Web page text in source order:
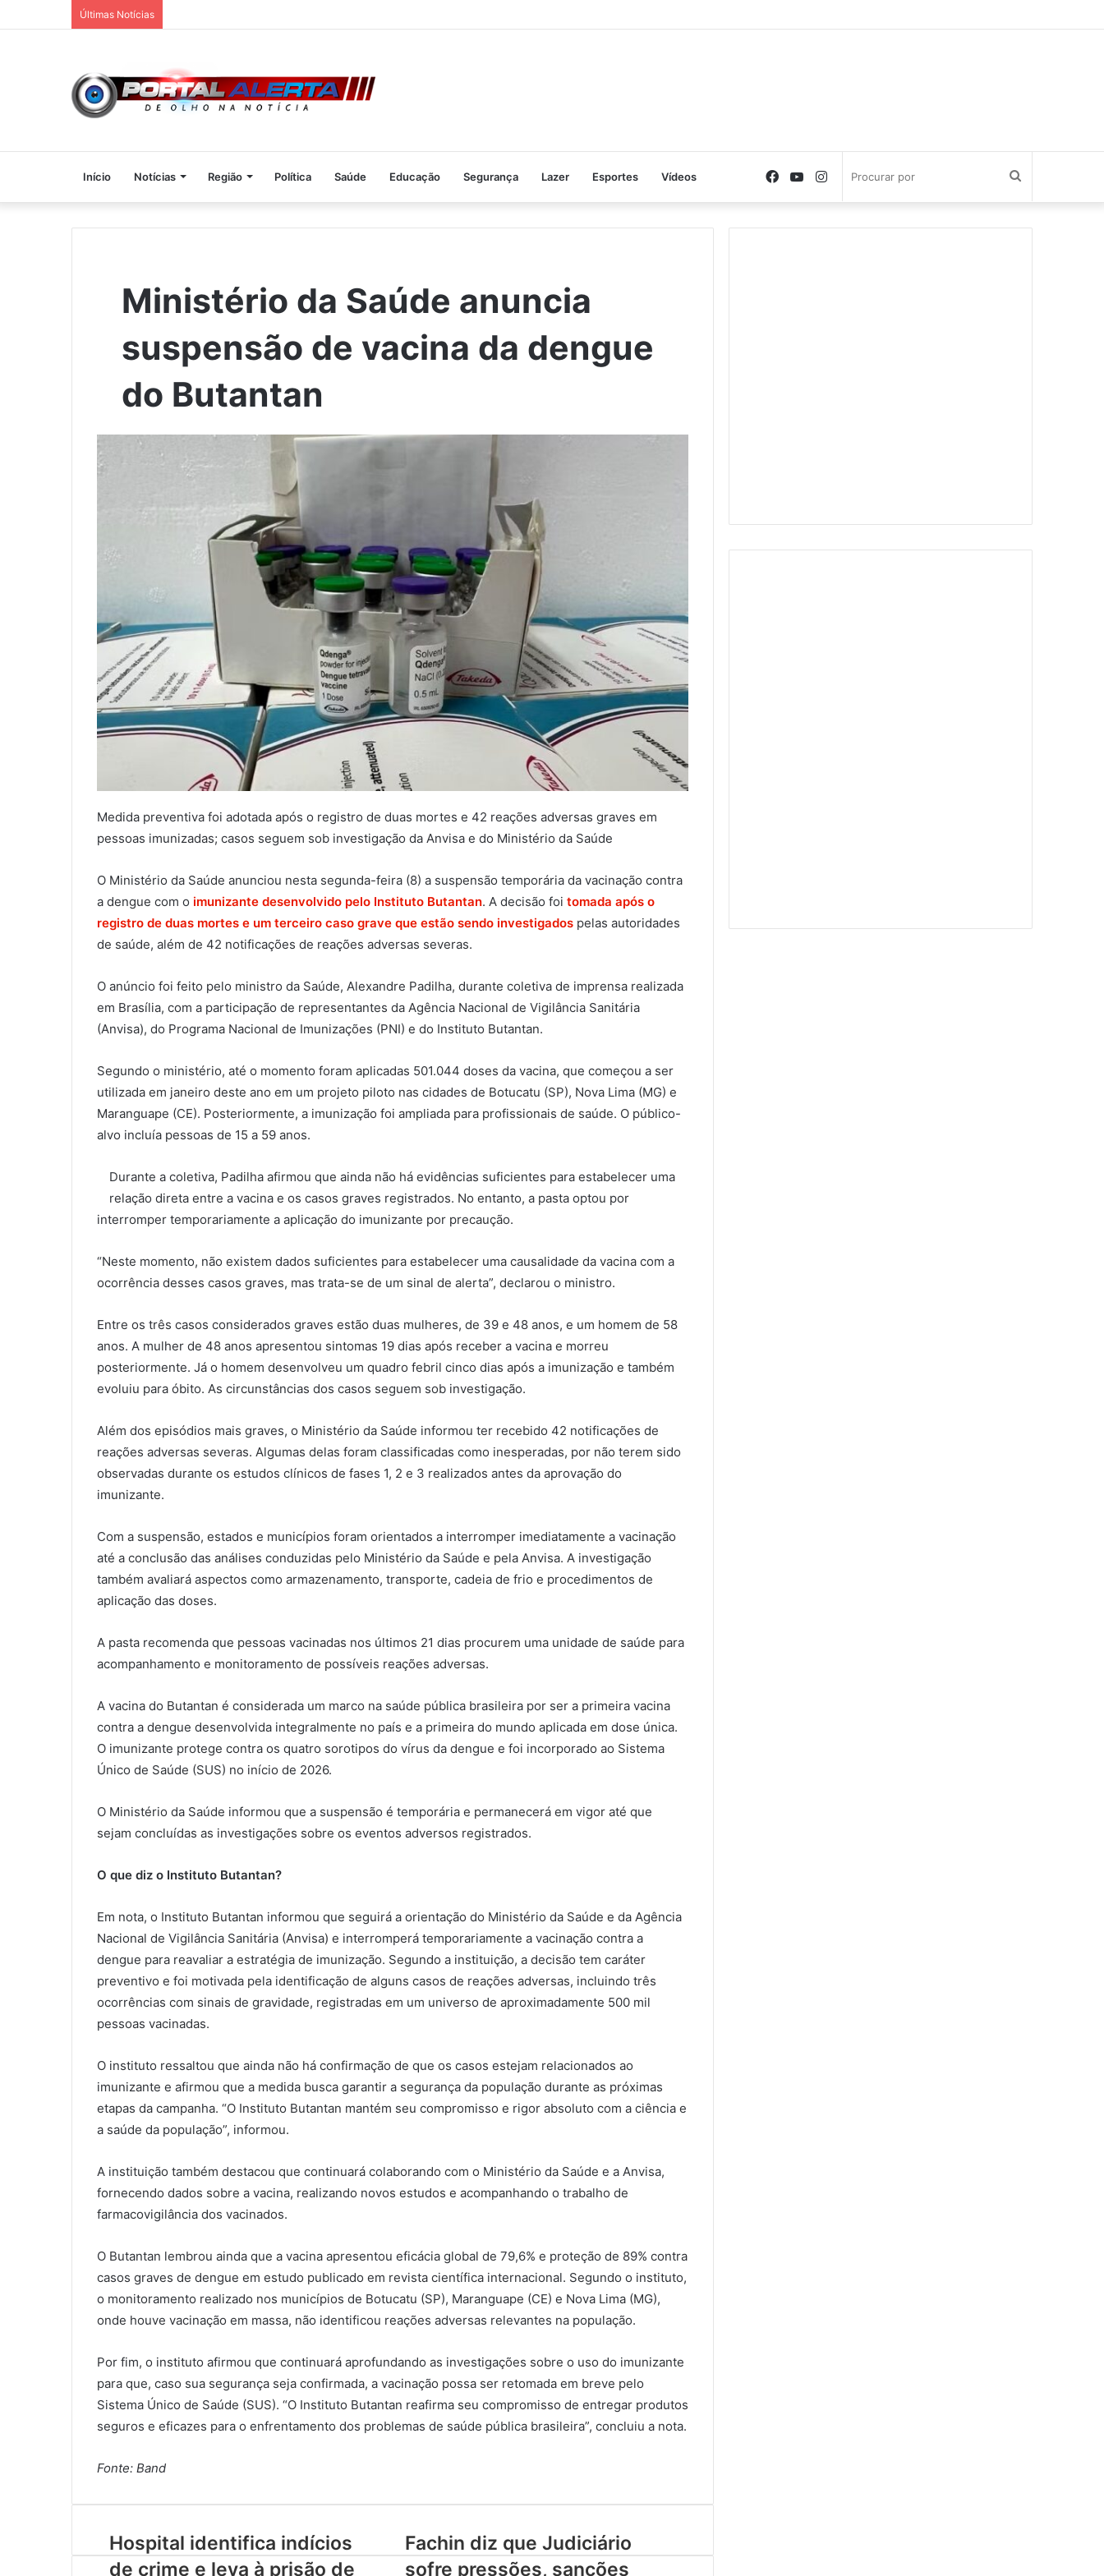
Últimas Notícias
Início Notícias Região Política Saúde Educação Segurança Lazer Esportes Vídeos
por
Instagram
YouTube
Facebook
Ministério da Saúde anuncia
suspensão de vacina da dengue
do Butantan
Medida preventiva foi adotada após o registro de duas mortes e 42 reações adversas graves em
pessoas imunizadas; casos seguem sob investigação da Anvisa e do Ministério da Saúde
O Ministério da Saúde anunciou nesta segunda-feira (8) a suspensão temporária da vacinação contra
a dengue com o imunizante desenvolvido pelo Instituto Butantan. A decisão foi tomada após o
registro de duas mortes e um terceiro caso grave que estão sendo investigados pelas autoridades
de saúde, além de 42 notificações de reações adversas severas.
O anúncio foi feito pelo ministro da Saúde, Alexandre Padilha, durante coletiva de imprensa realizada
em Brasília, com a participação de representantes da Agência Nacional de Vigilância Sanitária
(Anvisa), do Programa Nacional de Imunizações (PNI) e do Instituto Butantan.
Segundo o ministério, até o momento foram aplicadas 501.044 doses da vacina, que começou a ser
utilizada em janeiro deste ano em um projeto piloto nas cidades de Botucatu (SP), Nova Lima (MG) e
Maranguape (CE). Posteriormente, a imunização foi ampliada para profissionais de saúde. O público-
alvo incluía pessoas de 15 a 59 anos.
Durante a coletiva, Padilha afirmou que ainda não há evidências suficientes para estabelecer uma
relação direta entre a vacina e os casos graves registrados. No entanto, a pasta optou por
interromper temporariamente a aplicação do imunizante por precaução.
“Neste momento, não existem dados suficientes para estabelecer uma causalidade da vacina com a
ocorrência desses casos graves, mas trata-se de um sinal de alerta”, declarou o ministro.
Entre os três casos considerados graves estão duas mulheres, de 39 e 48 anos, e um homem de 58
anos. A mulher de 48 anos apresentou sintomas 19 dias após receber a vacina e morreu
posteriormente. Já o homem desenvolveu um quadro febril cinco dias após a imunização e também
evoluiu para óbito. As circunstâncias dos casos seguem sob investigação.
Além dos episódios mais graves, o Ministério da Saúde informou ter recebido 42 notificações de
reações adversas severas. Algumas delas foram classificadas como inesperadas, por não terem sido
observadas durante os estudos clínicos de fases 1, 2 e 3 realizados antes da aprovação do
imunizante.
Com a suspensão, estados e municípios foram orientados a interromper imediatamente a vacinação
até a conclusão das análises conduzidas pelo Ministério da Saúde e pela Anvisa. A investigação
também avaliará aspectos como armazenamento, transporte, cadeia de frio e procedimentos de
aplicação das doses.
A pasta recomenda que pessoas vacinadas nos últimos 21 dias procurem uma unidade de saúde para
acompanhamento e monitoramento de possíveis reações adversas.
A vacina do Butantan é considerada um marco na saúde pública brasileira por ser a primeira vacina
contra a dengue desenvolvida integralmente no país e a primeira do mundo aplicada em dose única.
O imunizante protege contra os quatro sorotipos do vírus da dengue e foi incorporado ao Sistema
Único de Saúde (SUS) no início de 2026.
O Ministério da Saúde informou que a suspensão é temporária e permanecerá em vigor até que
sejam concluídas as investigações sobre os eventos adversos registrados.
O que diz o Instituto Butantan?
Em nota, o Instituto Butantan informou que seguirá a orientação do Ministério da Saúde e da Agência
Nacional de Vigilância Sanitária (Anvisa) e interromperá temporariamente a vacinação contra a
dengue para reavaliar a estratégia de imunização. Segundo a instituição, a decisão tem caráter
preventivo e foi motivada pela identificação de alguns casos de reações adversas, incluindo três
ocorrências com sinais de gravidade, registradas em um universo de aproximadamente 500 mil
pessoas vacinadas.
O instituto ressaltou que ainda não há confirmação de que os casos estejam relacionados ao
imunizante e afirmou que a medida busca garantir a segurança da população durante as próximas
etapas da campanha. “O Instituto Butantan mantém seu compromisso e rigor absoluto com a ciência e
a saúde da população”, informou.
A instituição também destacou que continuará colaborando com o Ministério da Saúde e a Anvisa,
fornecendo dados sobre a vacina, realizando novos estudos e acompanhando o trabalho de
farmacovigilância dos vacinados.
O Butantan lembrou ainda que a vacina apresentou eficácia global de 79,6% e proteção de 89% contra
casos graves de dengue em estudo publicado em revista científica internacional. Segundo o instituto,
o monitoramento realizado nos municípios de Botucatu (SP), Maranguape (CE) e Nova Lima (MG),
onde houve vacinação em massa, não identificou reações adversas relevantes na população.
Por fim, o instituto afirmou que continuará aprofundando as investigações sobre o uso do imunizante
para que, caso sua segurança seja confirmada, a vacinação possa ser retomada em breve pelo
Sistema Único de Saúde (SUS). “O Instituto Butantan reafirma seu compromisso de entregar produtos
seguros e eficazes para o enfrentamento dos problemas de saúde pública brasileira”, concluiu a nota.
Fonte: Band
Hospital identifica indícios
de crime e leva à prisão de
Fachin diz que Judiciário
sofre pressões, sanções